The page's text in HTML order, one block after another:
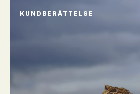
KUNDBERÄTTELSE